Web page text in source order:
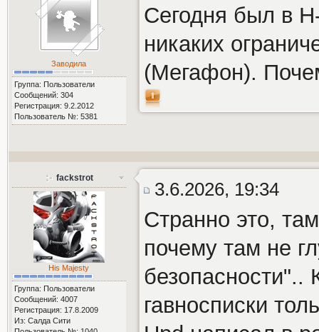
Заводила
Группа: Пользователи
Сообщений: 304
Регистрация: 9.2.2012
Пользователь №: 5381
Сегодня был в
никаких
(Мегафон).
fackstrot
His Majesty
Группа: Пользователи
Сообщений: 4007
Регистрация: 17.8.2009
Из: Салда Сити
3.6.2026, 19:34
Странно это,
почему там не
безопасности"..
гавносписки